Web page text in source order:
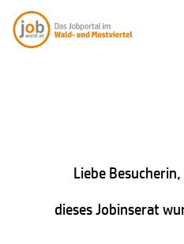
Liebe
dieses Jobinserat